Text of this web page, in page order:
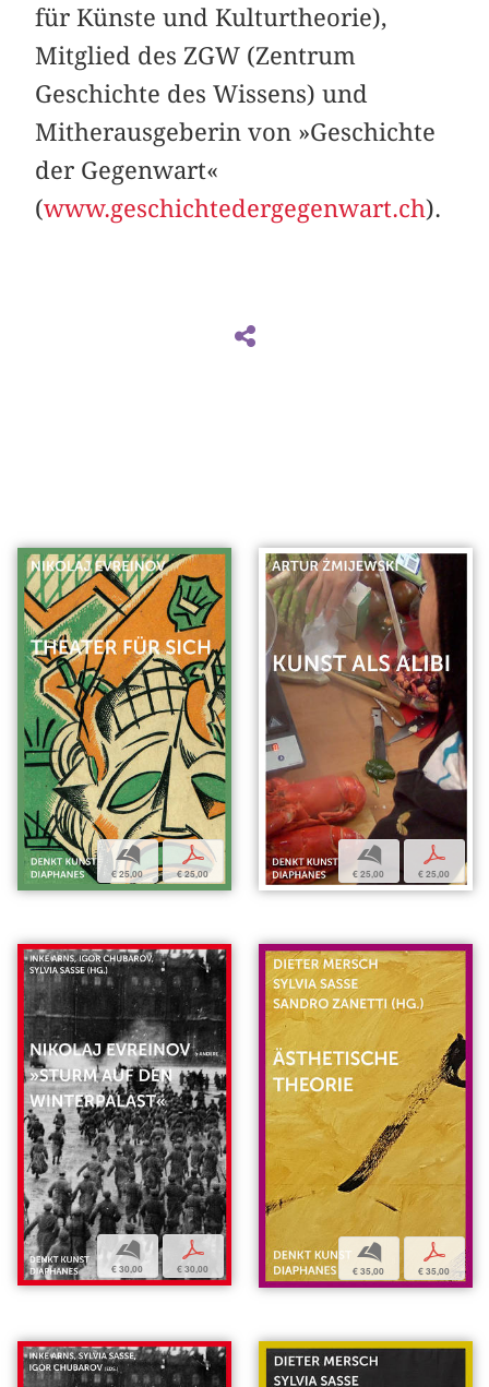
für Künste und Kulturtheorie),
Mitglied des ZGW (Zentrum
Geschichte des Wissens) und
Mitherausgeberin von »Geschichte
der Gegenwart«
(www.geschichtedergegenwart.ch).
b
€ 25,00
p
€ 25,00
b
€ 25,00
p
€ 25,00
b
€ 30,00
p
€ 30,00
b
€ 35,00
p
€ 35,00